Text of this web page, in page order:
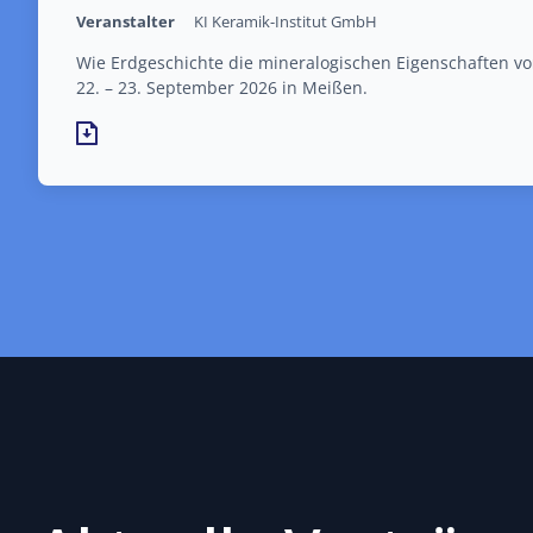
Veranstalter
KI Keramik-Institut GmbH
Wie Erdgeschichte die mineralogischen Eigenschaften
22. – 23. September 2026 in Meißen.